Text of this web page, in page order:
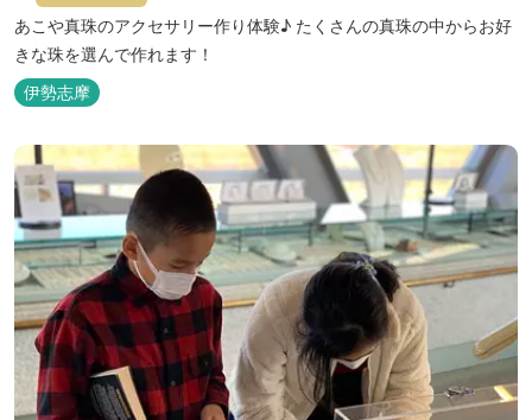
あこや真珠のアクセサリー作り体験♪ たくさんの真珠の中からお好
きな珠を選んで作れます！
伊勢志摩